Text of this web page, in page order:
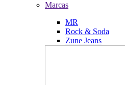
Marcas
MR
Rock & Soda
Zune Jeans